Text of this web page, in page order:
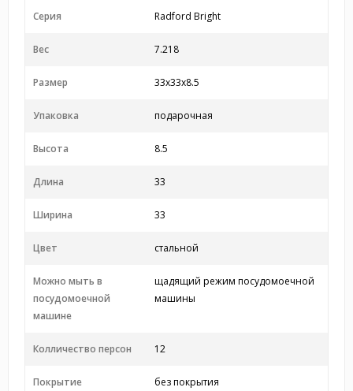
Серия Radford Bright
Вес 7.218
Размер 33x33x8.5
Упаковка подарочная
Высота 8.5
Длина 33
Ширина 33
Цвет стальной
Можно мыть в
посудомоечной
машине
щадящий режим посудомоечной
машины
Колличество персон 12
Покрытие без покрытия